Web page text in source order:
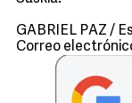
GABRIEL PAZ /
Correo